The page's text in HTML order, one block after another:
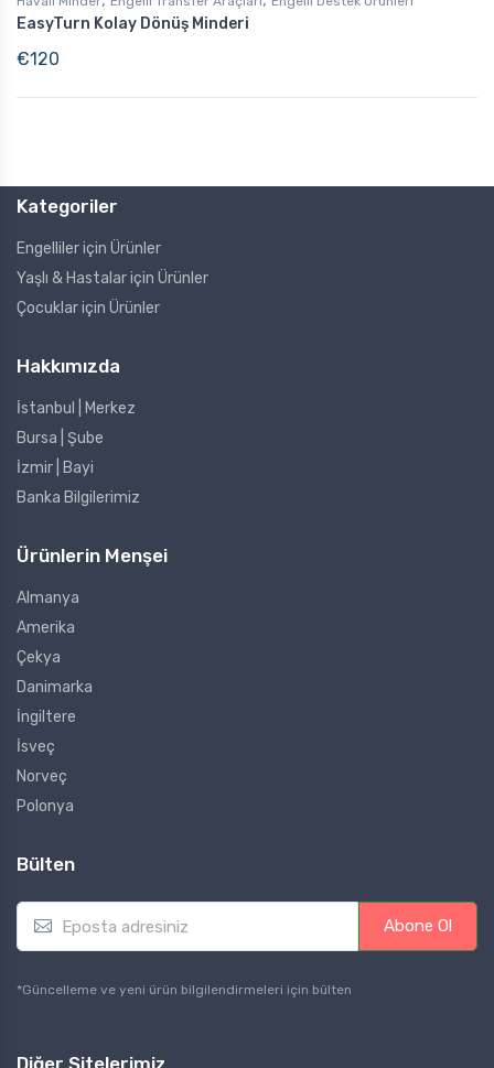
EasyTurn Kolay Dönüş Minderi
€120
Kategoriler
Engelliler için Ürünler
Yaşlı & Hastalar için Ürünler
Çocuklar için Ürünler
Hakkımızda
İstanbul | Merkez
Bursa | Şube
İzmir | Bayi
Banka Bilgilerimiz
Ürünlerin Menşei
Almanya
Amerika
Çekya
Danimarka
İngiltere
İsveç
Norveç
Polonya
Bülten
E
a
l
Abone Ol
*Güncelleme ve yeni ürün bilgilendirmeleri için bülten